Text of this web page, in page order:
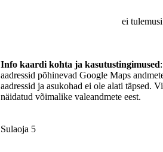
ei
Info kaardi kohta ja kasutustingimused
aadressid põhinevad Google Maps
aadressid ja asukohad ei ole alati täpsed.
näidatud võimalike valeandmete eest.
Sulaoja 5